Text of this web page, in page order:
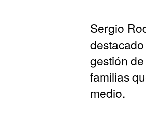
Sergio
gestión
familias
medio.